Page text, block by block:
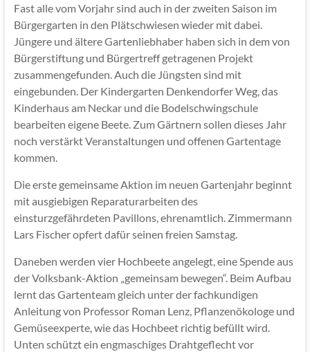
Fast alle vom Vorjahr sind auch in der zweiten Saison im
Bürgergarten in den Plätschwiesen wieder mit dabei.
Jüngere und ältere Gartenliebhaber haben sich in dem von
Bürgerstiftung und Bürgertreff getragenen Projekt
zusammengefunden. Auch die Jüngsten sind mit
eingebunden. Der Kindergarten Denkendorfer Weg, das
Kinderhaus am Neckar und die Bodelschwingschule
bearbeiten eigene Beete. Zum Gärtnern sollen dieses Jahr
noch verstärkt Veranstaltungen und offenen Gartentage
kommen.
Die erste gemeinsame Aktion im neuen Gartenjahr beginnt
mit ausgiebigen Reparaturarbeiten des
einsturzgefährdeten Pavillons, ehrenamtlich. Zimmermann
Lars Fischer opfert dafür seinen freien Samstag.
Daneben werden vier Hochbeete angelegt, eine Spende aus
der Volksbank-Aktion „gemeinsam bewegen“. Beim Aufbau
lernt das Gartenteam gleich unter der fachkundigen
Anleitung von Professor Roman Lenz, Pflanzenökologe und
Gemüseexperte, wie das Hochbeet richtig befüllt wird.
Unten schützt ein engmaschiges Drahtgeflecht vor